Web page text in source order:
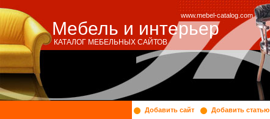
Мебель и интерьер
www.mebel-catalog.com
КАТАЛОГ МЕБЕЛЬНЫХ САЙТОВ
Добавить сайт Добавить статью